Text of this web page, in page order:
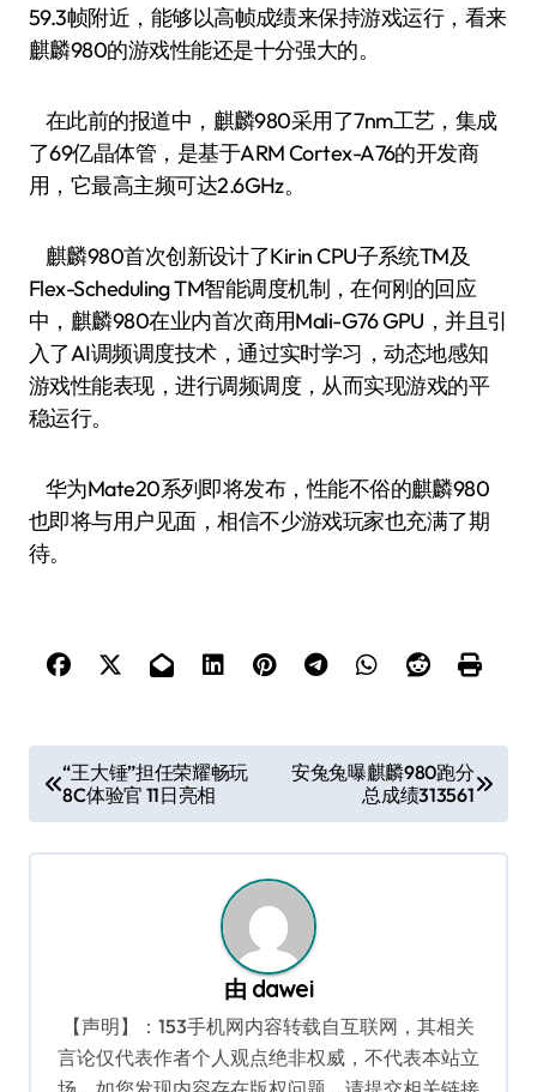
59.3帧附近，能够以高帧成绩来保持游戏运行，看来
麒麟980的游戏性能还是十分强大的。
在此前的报道中，麒麟980采用了7nm工艺，集成
了69亿晶体管，是基于ARM Cortex-A76的开发商
用，它最高主频可达2.6GHz。
麒麟980首次创新设计了Kirin CPU子系统TM及
Flex-Scheduling TM智能调度机制，在何刚的回应
中，麒麟980在业内首次商用Mali-G76 GPU，并且引
入了AI调频调度技术，通过实时学习，动态地感知
游戏性能表现，进行调频调度，从而实现游戏的平
稳运行。
华为Mate20系列即将发布，性能不俗的麒麟980
也即将与用户见面，相信不少游戏玩家也充满了期
待。
章
导
“王大锤”担任荣耀畅玩
8C体验官 11日亮相
安兔兔曝麒麟980跑分
总成绩313561
由 dawei
【声明】：153手机网内容转载自互联网，其相关
言论仅代表作者个人观点绝非权威，不代表本站立